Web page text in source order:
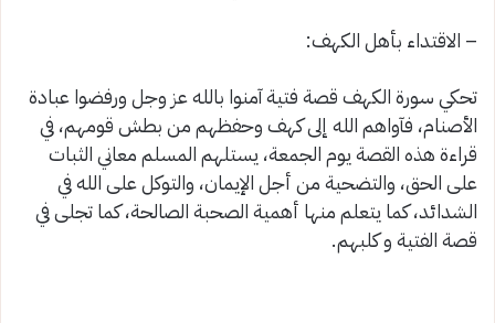
– الاقتداء بأهل الكهف:
تحكي سورة الكهف قصة فتية آمنوا بالله عز وجل ورفضوا عبادة
الأصنام، فآواهم الله إلى كهف وحفظهم من بطش قومهم، في
قراءة هذه القصة يوم الجمعة، يستلهم المسلم معاني الثبات
على الحق، والتضحية من أجل الإيمان، والتوكل على الله في
الشدائد، كما يتعلم منها أهمية الصحبة الصالحة، كما تجلى في
قصة الفتية و كلبهم.